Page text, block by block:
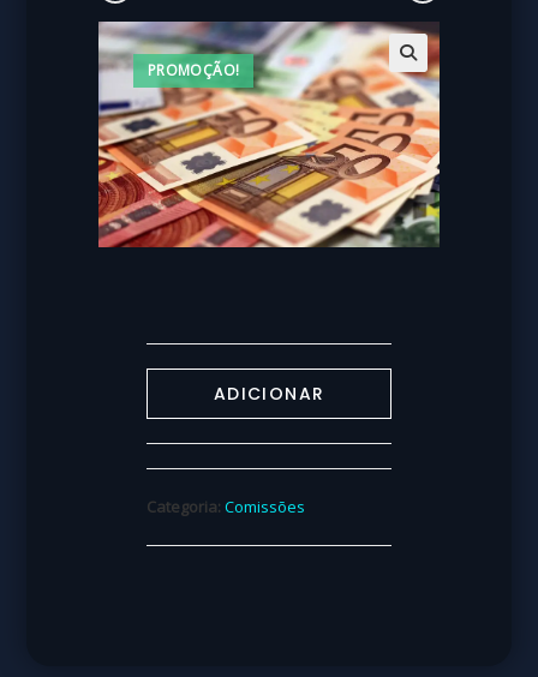
PROMOÇÃO!
ADICIONAR
Categoria:Comissões